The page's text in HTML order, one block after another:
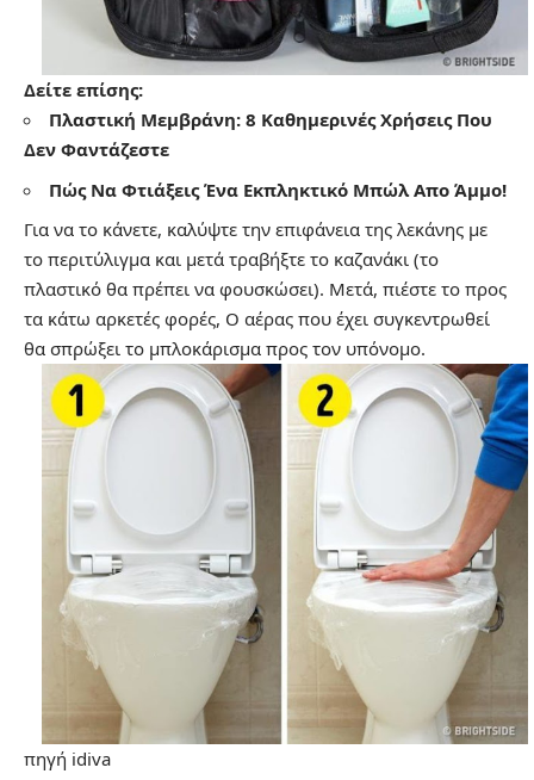
Δείτε επίσης:
Πλαστική Μεμβράνη: 8 Καθημερινές Χρήσεις Που
Δεν Φαντάζεστε
Πώς Να Φτιάξεις Ένα Εκπληκτικό Μπώλ Απο Άμμο!
Για να το κάνετε, καλύψτε την επιφάνεια της λεκάνης με
το περιτύλιγμα και μετά τραβήξτε το καζανάκι (το
πλαστικό θα πρέπει να φουσκώσει). Μετά, πιέστε το προς
τα κάτω αρκετές φορές, Ο αέρας που έχει συγκεντρωθεί
θα σπρώξει το μπλοκάρισμα προς τον υπόνομο.
πηγή idiva